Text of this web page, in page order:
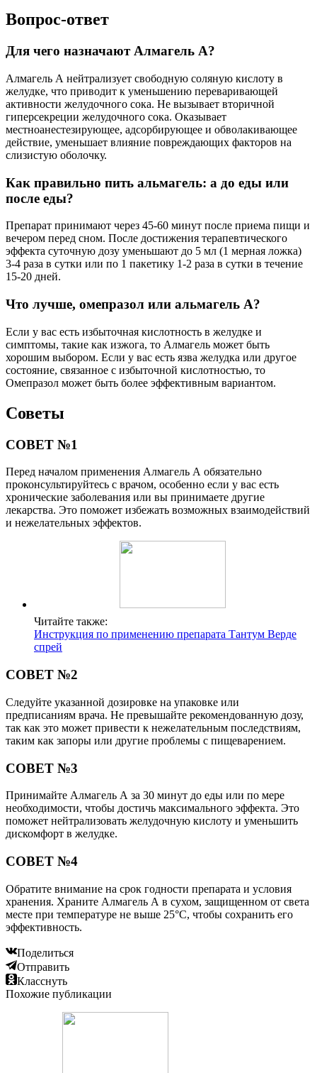
Вопрос-ответ
Для чего назначают Алмагель А?
Алмагель А нейтрализует свободную соляную кислоту в
желудке, что приводит к уменьшению переваривающей
активности желудочного сока. Не вызывает вторичной
гиперсекреции желудочного сока. Оказывает
местноанестезирующее, адсорбирующее и обволакивающее
действие, уменьшает влияние повреждающих факторов на
слизистую оболочку.
Как правильно пить альмагель: а до еды или
после еды?
Препарат принимают через 45-60 минут после приема пищи и
вечером перед сном. После достижения терапевтического
эффекта суточную дозу уменьшают до 5 мл (1 мерная ложка)
3-4 раза в сутки или по 1 пакетику 1-2 раза в сутки в течение
15-20 дней.
Что лучше, омепразол или альмагель А?
Если у вас есть избыточная кислотность в желудке и
симптомы, такие как изжога, то Алмагель может быть
хорошим выбором. Если у вас есть язва желудка или другое
состояние, связанное с избыточной кислотностью, то
Омепразол может быть более эффективным вариантом.
Советы
СОВЕТ №1
Перед началом применения Алмагель А обязательно
проконсультируйтесь с врачом, особенно если у вас есть
хронические заболевания или вы принимаете другие
лекарства. Это поможет избежать возможных взаимодействий
и нежелательных эффектов.
Читайте также:
Инструкция по применению препарата Тантум Верде
спрей
СОВЕТ №2
Следуйте указанной дозировке на упаковке или
предписаниям врача. Не превышайте рекомендованную дозу,
так как это может привести к нежелательным последствиям,
таким как запоры или другие проблемы с пищеварением.
СОВЕТ №3
Принимайте Алмагель А за 30 минут до еды или по мере
необходимости, чтобы достичь максимального эффекта. Это
поможет нейтрализовать желудочную кислоту и уменьшить
дискомфорт в желудке.
СОВЕТ №4
Обратите внимание на срок годности препарата и условия
хранения. Храните Алмагель А в сухом, защищенном от света
месте при температуре не выше 25°C, чтобы сохранить его
эффективность.
Поделиться
Отправить
Класснуть
Похожие публикации